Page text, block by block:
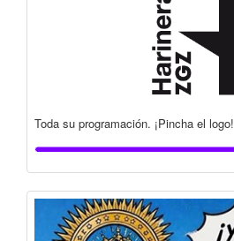
Toda su programación. ¡Pincha el logo!